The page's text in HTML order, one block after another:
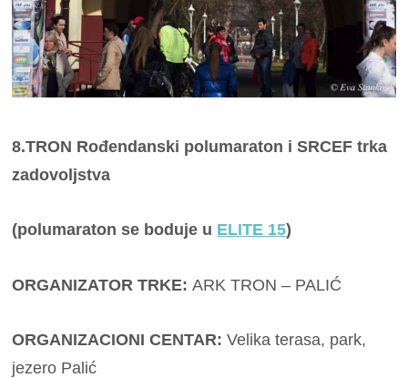
8.TRON Rođendanski polumaraton i SRCEF trka
zadovoljstva
(polumaraton se boduje u ELITE 15)
ORGANIZATOR TRKE:ARK TRON – PALIĆ
ORGANIZACIONI CENTAR:Velika terasa, park,
jezero Palić